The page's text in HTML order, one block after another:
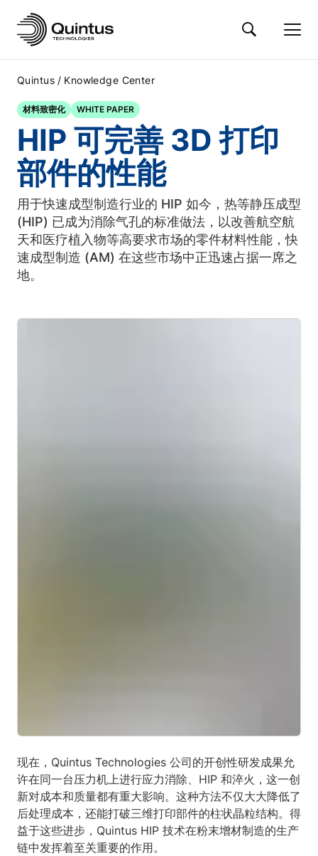
Quintus / Knowledge Center
材料致密化 WHITE PAPER
HIP 可完善 3D 打印
部件的性能
用于快速成型制造行业的 HIP 如今，热等静压成型
(HIP) 已成为消除气孔的标准做法，以改善航空航
天和医疗植入物等高要求市场的零件材料性能，快
速成型制造 (AM) 在这些市场中正迅速占据一席之
地。
现在，Quintus Technologies 公司的开创性研发成果允
许在同一台压力机上进行应力消除、HIP 和淬火，这一创
新对成本和质量都有重大影响。这种方法不仅大大降低了
后处理成本，还能打破三维打印部件的柱状晶粒结构。得
益于这些进步，Quintus HIP 技术在粉末增材制造的生产
链中发挥着至关重要的作用。